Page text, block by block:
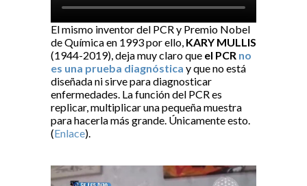
El mismo inventor del PCR y Premio Nobel
de Química en 1993 por ello, KARY MULLIS
(1944-2019), deja muy claro que el PCR no
es una prueba diagnóstica y que no está
diseñada ni sirve para diagnosticar
enfermedades. La función del PCR es
replicar, multiplicar una pequeña muestra
para hacerla más grande. Únicamente esto.
(Enlace).